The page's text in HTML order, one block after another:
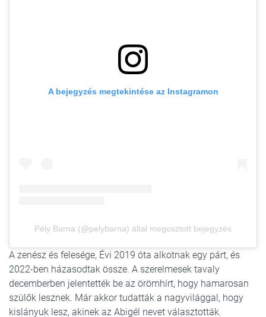
A bejegyzés megtekintése az Instagramon
Pély Barna (@pelybarna) által megosztott bejegyzés
A zenész és felesége, Évi 2019 óta alkotnak egy párt, és
2022-ben házasodtak össze. A szerelmesek tavaly
decemberben jelentették be az örömhírt, hogy hamarosan
szülők lesznek. Már akkor tudatták a nagyvilággal, hogy
kislányuk lesz, akinek az Abigél nevet választották.